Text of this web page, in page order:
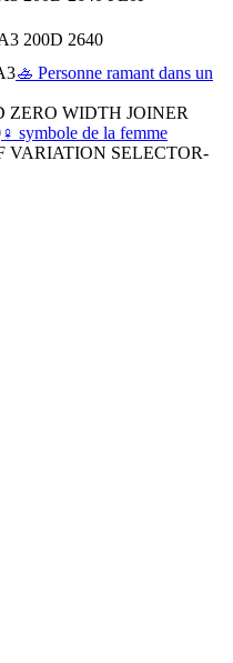
200D 2640
🚣 Personne ramant dans un
ZERO WIDTH JOINER
♀️ symbole de la femme
VARIATION SELECTOR-